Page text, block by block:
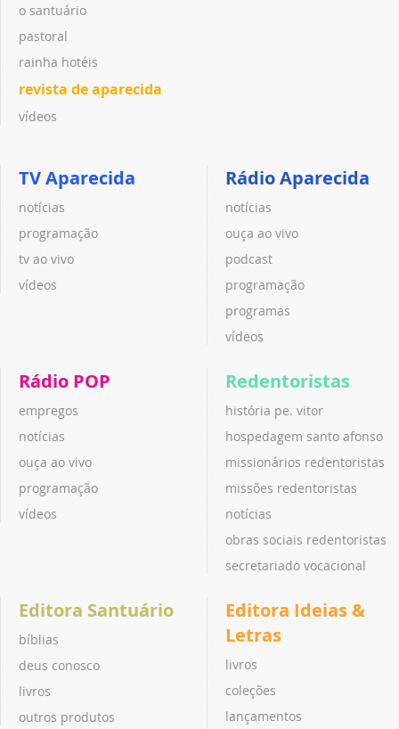
o santuário
pastoral
rainha hotéis
revista de aparecida
vídeos
TV Aparecida
notícias
programação
tv ao vivo
vídeos
Rádio Aparecida
notícias
ouça ao vivo
podcast
programação
programas
vídeos
Rádio POP
empregos
notícias
ouça ao vivo
programação
vídeos
Redentoristas
história pe. vitor
hospedagem santo afonso
missionários redentoristas
missões redentoristas
notícias
obras sociais redentoristas
secretariado vocacional
Editora Santuário
bíblias
deus conosco
livros
outros produtos
Editora Ideias &
Letras
livros
coleções
lançamentos